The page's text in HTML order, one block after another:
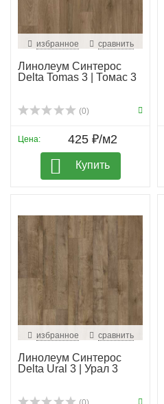
избранное сравнить
Линолеум Синтерос
Delta Tomas 3 | Томас 3
(0)
Цена: 425 ₽/м2
Купить
избранное сравнить
Линолеум Синтерос
Delta Ural 3 | Урал 3